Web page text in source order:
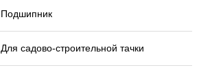
Подшипник
Для садово-строительной тачки